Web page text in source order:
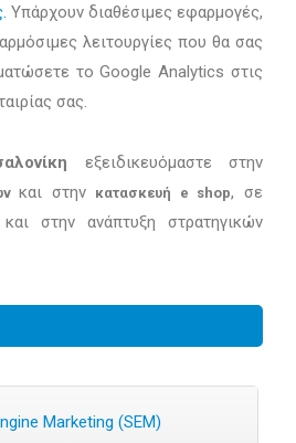
Υπάρχουν διαθέσιμες εφαρμογές,
λειτουργίες που θα σας
το Google Analytics στις
σας.
εξειδικευόμαστε στην
και στην κατασκευή e shop, σε
στην ανάπτυξη στρατηγικών
Marketing (SEM)